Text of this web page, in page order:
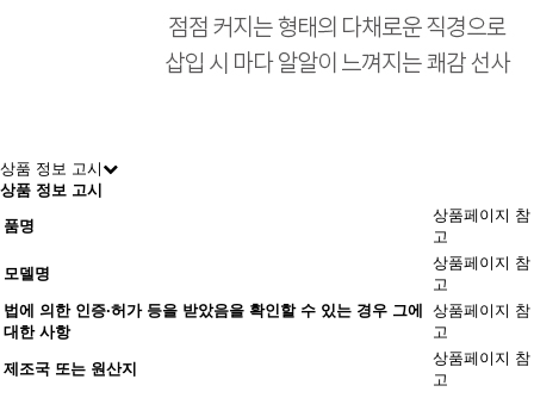
상품 정보 고시
상품 정보 고시
품명
상품페이지 참
고
모델명
상품페이지 참
고
법에 의한 인증·허가 등을 받았음을 확인할 수 있는 경우 그에
대한 사항
상품페이지 참
고
제조국 또는 원산지
상품페이지 참
고